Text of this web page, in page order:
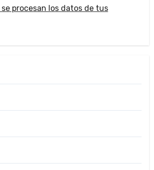
procesan los datos de tus